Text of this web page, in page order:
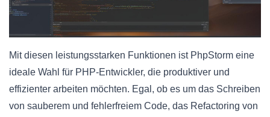
Mit diesen leistungsstarken Funktionen ist PhpStorm eine
ideale Wahl für PHP-Entwickler, die produktiver und
effizienter arbeiten möchten. Egal, ob es um das Schreiben
von sauberem und fehlerfreiem Code, das Refactoring von